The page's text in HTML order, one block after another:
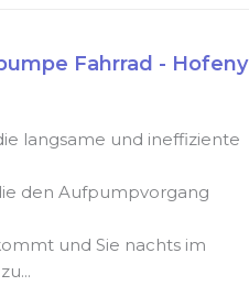
Fahrrad - Hofeny
langsame und ineffiziente
den Aufpumpvorgang
und Sie nachts im